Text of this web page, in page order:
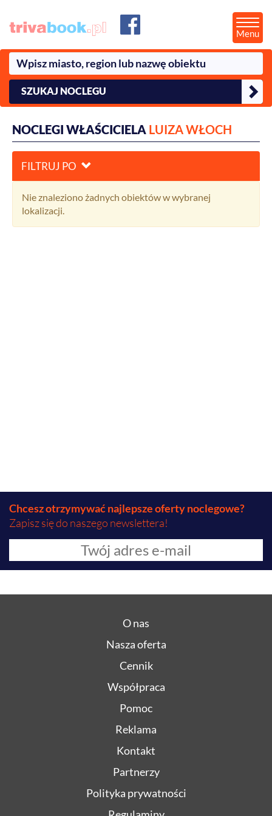
Menu
SZUKAJ NOCLEGU
NOCLEGI WŁAŚCICIELA LUIZA WŁOCH
FILTRUJ PO
Nie znaleziono żadnych obiektów w wybranej
lokalizacji.
Chcesz otrzymywać najlepsze oferty noclegowe?
Zapisz się do naszego newslettera!
O nas
Nasza oferta
Cennik
Współpraca
Pomoc
Reklama
Kontakt
Partnerzy
Polityka prywatności